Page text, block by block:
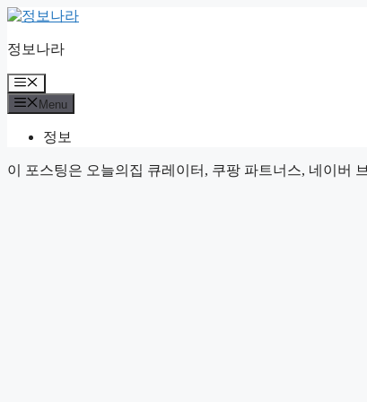
Skip
content
정보나라
Menu
Menu
정보
이 포스팅은 오늘의집 큐레이터, 쿠팡 파트너스, 네이버